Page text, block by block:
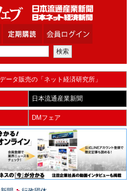
データ販売の「ネット経済研究所」
日本流通産業新聞
DMフェア